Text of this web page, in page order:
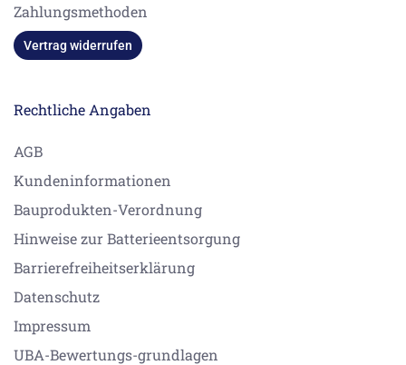
Zahlungsmethoden
Vertrag widerrufen
Rechtliche Angaben
AGB
Kundeninformationen
Bauprodukten-Verordnung
Hinweise zur Batterieentsorgung
Barrierefreiheitserklärung
Datenschutz
Impressum
UBA-Bewertungs-grundlagen